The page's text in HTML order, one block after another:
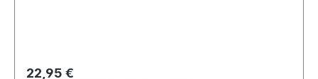
Regulärer Preis:
22,95 €